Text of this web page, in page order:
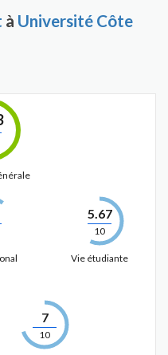
à Université Côte
5.67
10
Vie étudiante
7
10